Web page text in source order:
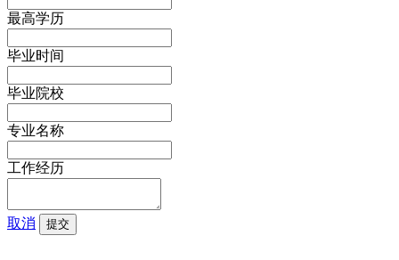
最高学历
毕业时间
毕业院校
专业名称
工作经历
取消 提交